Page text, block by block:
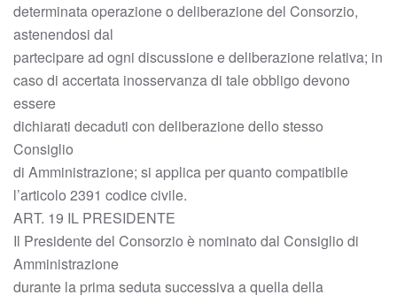
determinata operazione o deliberazione del Consorzio,
astenendosi dal
partecipare ad ogni discussione e deliberazione relativa; in
caso di accertata inosservanza di tale obbligo devono
essere
dichiarati decaduti con deliberazione dello stesso
Consiglio
di Amministrazione; si applica per quanto compatibile
l’articolo 2391 codice civile.
ART. 19 IL PRESIDENTE
Il Presidente del Consorzio è nominato dal Consiglio di
Amministrazione
durante la prima seduta successiva a quella della